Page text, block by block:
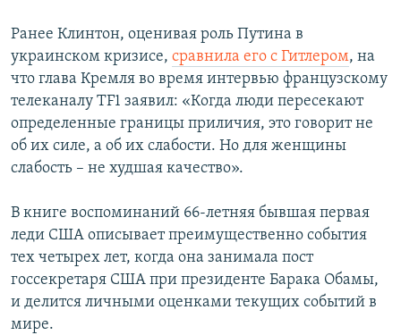
Ранее Клинтон, оценивая роль Путина в
украинском кризисе, сравнила его с Гитлером, на
что глава Кремля во время интервью французскому
телеканалу TF1 заявил: «Когда люди пересекают
определенные границы приличия, это говорит не
об их силе, а об их слабости. Но для женщины
слабость – не худшая качество».
В книге воспоминаний 66-летняя бывшая первая
леди США описывает преимущественно события
тех четырех лет, когда она занимала пост
госсекретаря США при президенте Барака Обамы,
и делится личными оценками текущих событий в
мире.